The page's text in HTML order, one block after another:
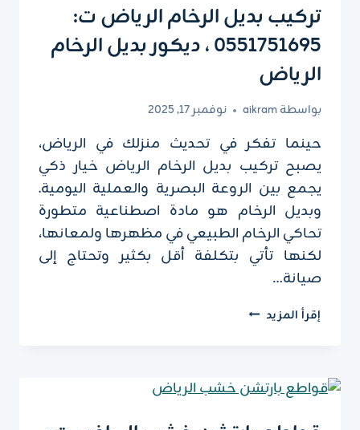
تركيب بديل الرخام الرياض ت:
0551751695 ، ديكور بديل الرخام
الرياض
بواسطةaikram نوفمبر 17, 2025
حينما تفكر في تحديث منزلك في الرياض،
يصبح تركيب بديل الرخام الرياض خيار ذكي
يجمع بين الروعة البصرية والعملية اليومية.
وبديل الرخام هو مادة اصطناعية متطورة
تحاكي الرخام الطبيعي في مظهرها ولمعانها،
لكنها تأتي بتكلفة أقل بكثير وتحتاج إلى
صيانة…
إقرأ المزيد تركيب
ت: